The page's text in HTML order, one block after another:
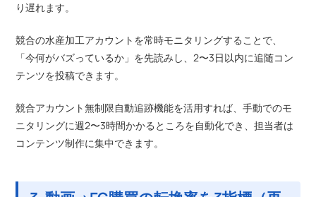
り遅れます。
競合の水産加工アカウントを常時モニタリングすることで、
「今何がバズっているか」を先読みし、2〜3日以内に追随コン
テンツを投稿できます。
競合アカウント無制限自動追跡機能を活用すれば、手動でのモ
ニタリングに週2〜3時間かかるところを自動化でき、担当者は
コンテンツ制作に集中できます。